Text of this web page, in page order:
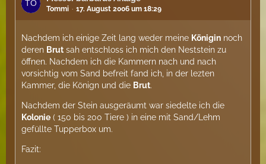
Tommi 17. August 2006 um 18:29
Nachdem ich einige Zeit lang weder meine Königin noch
deren Brut sah entschloss ich mich den Neststein zu
öffnen. Nachdem ich die Kammern nach und nach
vorsichtig vom Sand befreit fand ich, in der lezten
Kammer, die Könign und die Brut.
Nachdem der Stein ausgeräumt war siedelte ich die
Kolonie ( 150 bis 200 Tiere ) in eine mit Sand/Lehm
gefüllte Tupperbox um.
Fazit: